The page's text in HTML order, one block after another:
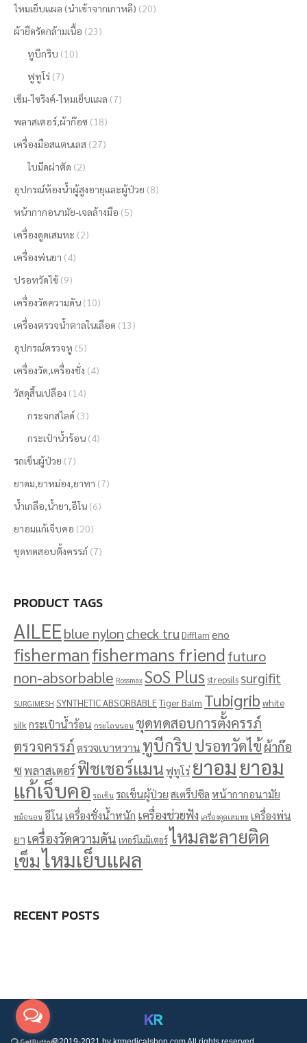
ไหมเย็บแผล (นำเข้าจากเกาหลี) (20)
ผ้ายืดรัดกล้ามเนื้อ (23)
ทูบีกริบ (10)
ฟูทูโร่ (7)
เข็ม-ไซริงค์-ไหมเย็บแผล (7)
พลาสเตอร์,ผ้าก๊อซ (18)
เครื่องมือสแตนเลส (27)
ใบมีดผ่าตัด (2)
อุปกรณ์ห้องน้ำผู้สูงอายุและผู้ป่วย (8)
หน้ากากอนามัย-เจลล้างมือ (5)
เครื่องดูดเสมหะ (2)
เครื่องพ่นยา (4)
ปรอทวัดไข้ (9)
เครื่องวัดความดัน (10)
เครื่องตรวจน้ำตาลในเลือด (13)
อุปกรณ์ตรวจหู (5)
เครื่องวัด,เครื่องชั่ง (4)
วัสดุสิ้นเปลือง (14)
กระจกสไลด์ (3)
กระเป๋าน้ำร้อน (4)
รถเข็นผู้ป่วย (7)
ยาดม,ยาหม่อง,ยาทา (7)
น้ำเกลือ,น้ำยา,อีโน (6)
ยาอมแก้เจ็บคอ (20)
ชุดทดสอบตั้งครรภ์ (7)
PRODUCT TAGS
AILEEblue nylon check tru Difflam eno
fishermanfishermans friend futuro
non-absorbable Rossmax SoS Plus strepsils surgifit
SURGIMESH SYNTHETIC ABSORBABLETiger Balm Tubigrib white
silk กระเป๋าน้ำร้อน กระโถนนอน ชุดทดสอบการตั้งครรภ์
ตรวจครรภ์ตรวจเบาหวาน ทูบีกริบ ปรอทวัดไข้ผ้าก๊อ
ซพลาสเตอร์ฟิชเชอร์แมนฟูทูโร่ ยาอมยาอม
แก้เจ็บคอ รถเข็น รถเข็นผู้ป่วยสเตร็ปซิลหน้ากากอนามัย
หม้อนอน อีโนเครื่องชั่งน้ำหนัก เครื่องช่วยฟัง เครื่องดูดเสมหะ เครื่องพ่น
ยา เครื่องวัดความดัน เทอร์โมมิเตอร์ไหมละลายติด
เข็มไหมเย็บแผล
RECENT POSTS